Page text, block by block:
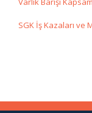
SGK İş Kazaları ve